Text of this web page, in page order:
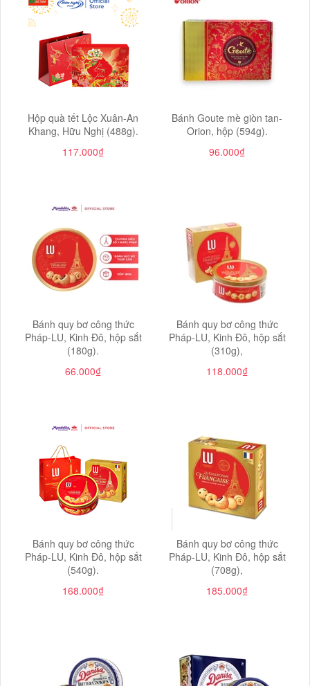
Hộp quà tết Lộc Xuân-An
Khang, Hữu Nghị (488g).
117.000₫
Bánh Goute mè giòn tan-
Orion, hộp (594g).
96.000₫
Bánh quy bơ công thức
Pháp-LU, Kinh Đô, hộp sắt
(180g).
66.000₫
Bánh quy bơ công thức
Pháp-LU, Kinh Đô, hộp sắt
(310g),
118.000₫
Bánh quy bơ công thức
Pháp-LU, Kinh Đô, hộp sắt
(540g).
168.000₫
Bánh quy bơ công thức
Pháp-LU, Kinh Đô, hộp sắt
(708g),
185.000₫